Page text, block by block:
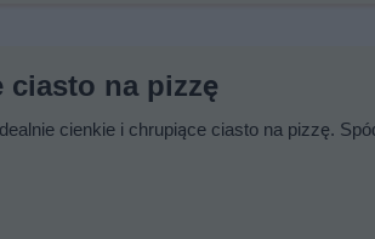
ciasto na pizzę
cienkie i chrupiące ciasto na pizzę.